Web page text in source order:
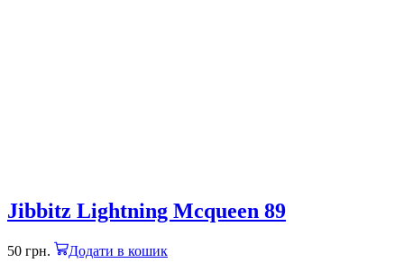
Jibbitz Lightning Mcqueen 89
50 грн. Додати в кошик